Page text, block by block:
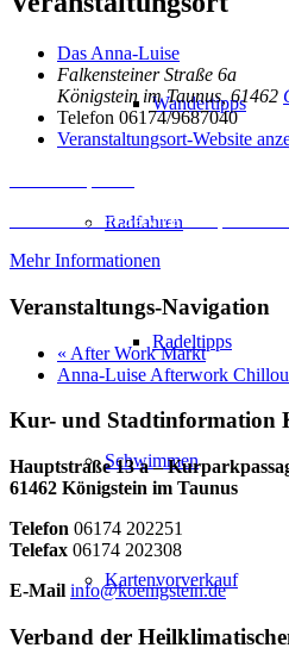
Wandertipps
Radfahren
Radeltipps
Schwimmen
Kartenvorverkauf
Das Anna-Luise
Falkensteiner Straße 6a
Königstein im Taunus, 61462
Telefon 06174/9687040
Veranstaltungsort-Website
Erforderlichen Service akzeptieren
Mehr Informationen
Veranstaltungs-Navigation
« After Work Markt
Anna-Luise Afterwork
Kur- und Stadtinformation
Hauptstraße 13 a –
61462 Königstein im Taunus
Telefon 06174 202251
Telefax 06174 202308
E-Mail info@koenigstein.de
Verband der